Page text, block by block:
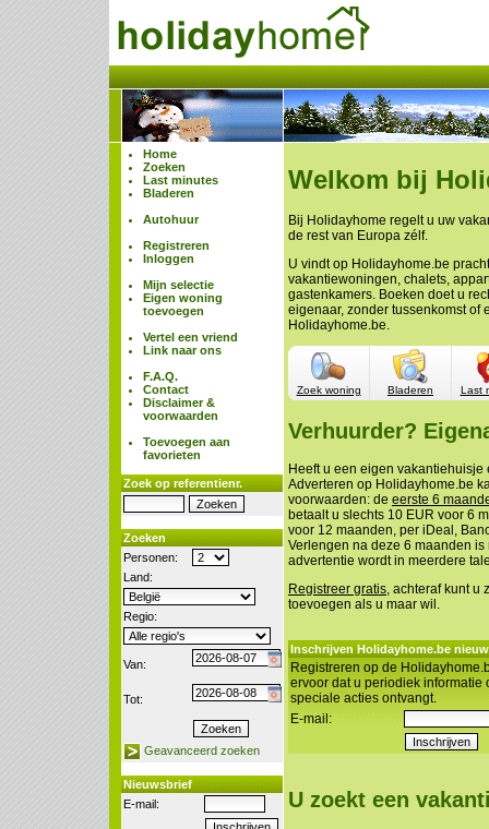
Home
Zoeken
Last minutes
Bladeren
Autohuur
Registreren
Inloggen
Mijn selectie
Eigen woning
toevoegen
Vertel een vriend
Link naar ons
F.A.Q.
Contact
Disclaimer &
voorwaarden
Toevoegen aan
favorieten
Zoek op referentienr.
Zoeken
Personen:
Land:
Regio:
Van:
Tot:
Geavanceerd zoeken
Nieuwsbrief
E-mail:
Welkom bij
Bij Holidayhome regelt u uw
de rest van Europa zélf.
U vindt op Holidayhome.be
vakantiewoningen, chalets,
gastenkamers. Boeken doet u
eigenaar, zonder tussenkomst of
Holidayhome.be.
Zoek woning Bladeren Last
Verhuurder?
Heeft u een eigen
Adverteren op Holidayhome.be
voorwaarden: de eerste 6
betaalt u slechts 10 EUR voor 6
voor 12 maanden, per iDeal,
Verlengen na deze 6 maanden is
advertentie wordt in meerdere
Registreer gratis, achteraf kunt u
toevoegen als u maar wil.
Inschrijven Holidayhome.be
Registreren op de
ervoor dat u periodiek informatie
speciale acties ontvangt.
E-mail:
U zoekt een